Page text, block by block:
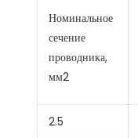
Номинальное
сечение
проводника,
мм2
2.5